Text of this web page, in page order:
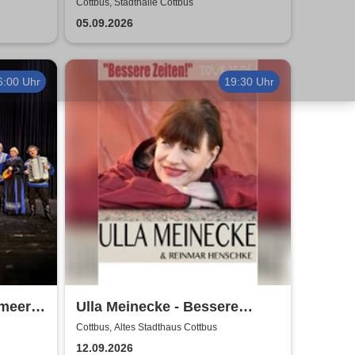
Norman Langen, Julian David
Cottbus, Stadthalle Cottbus
05.09.2026
Uhr 19:30 Uhr
Ulla Meinecke - Bessere
Zeiten Tour
Cottbus, Altes Stadthaus Cottbus
12.09.2026